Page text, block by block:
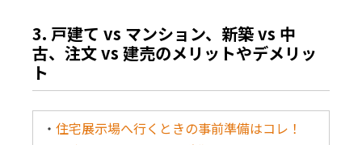
3. 戸建て vs マンション、新築 vs 中
古、注文 vs 建売のメリットやデメリッ
ト
・住宅展示場へ行くときの事前準備はコレ！